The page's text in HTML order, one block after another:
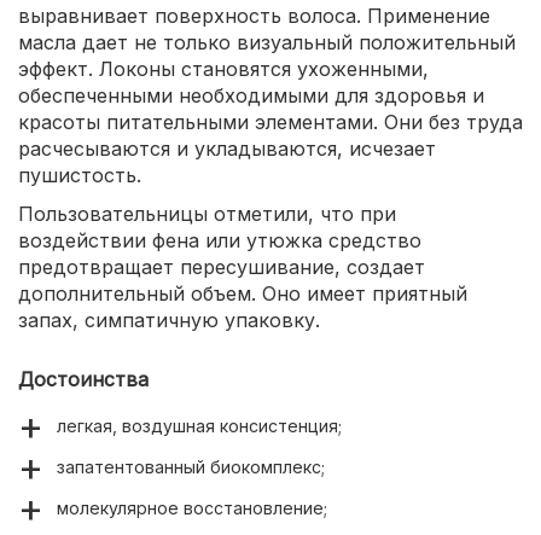
выравнивает поверхность волоса. Применение
масла дает не только визуальный положительный
эффект. Локоны становятся ухоженными,
обеспеченными необходимыми для здоровья и
красоты питательными элементами. Они без труда
расчесываются и укладываются, исчезает
пушистость.
Пользовательницы отметили, что при
воздействии фена или утюжка средство
предотвращает пересушивание, создает
дополнительный объем. Оно имеет приятный
запах, симпатичную упаковку.
Достоинства
легкая, воздушная консистенция;
запатентованный биокомплекс;
молекулярное восстановление;